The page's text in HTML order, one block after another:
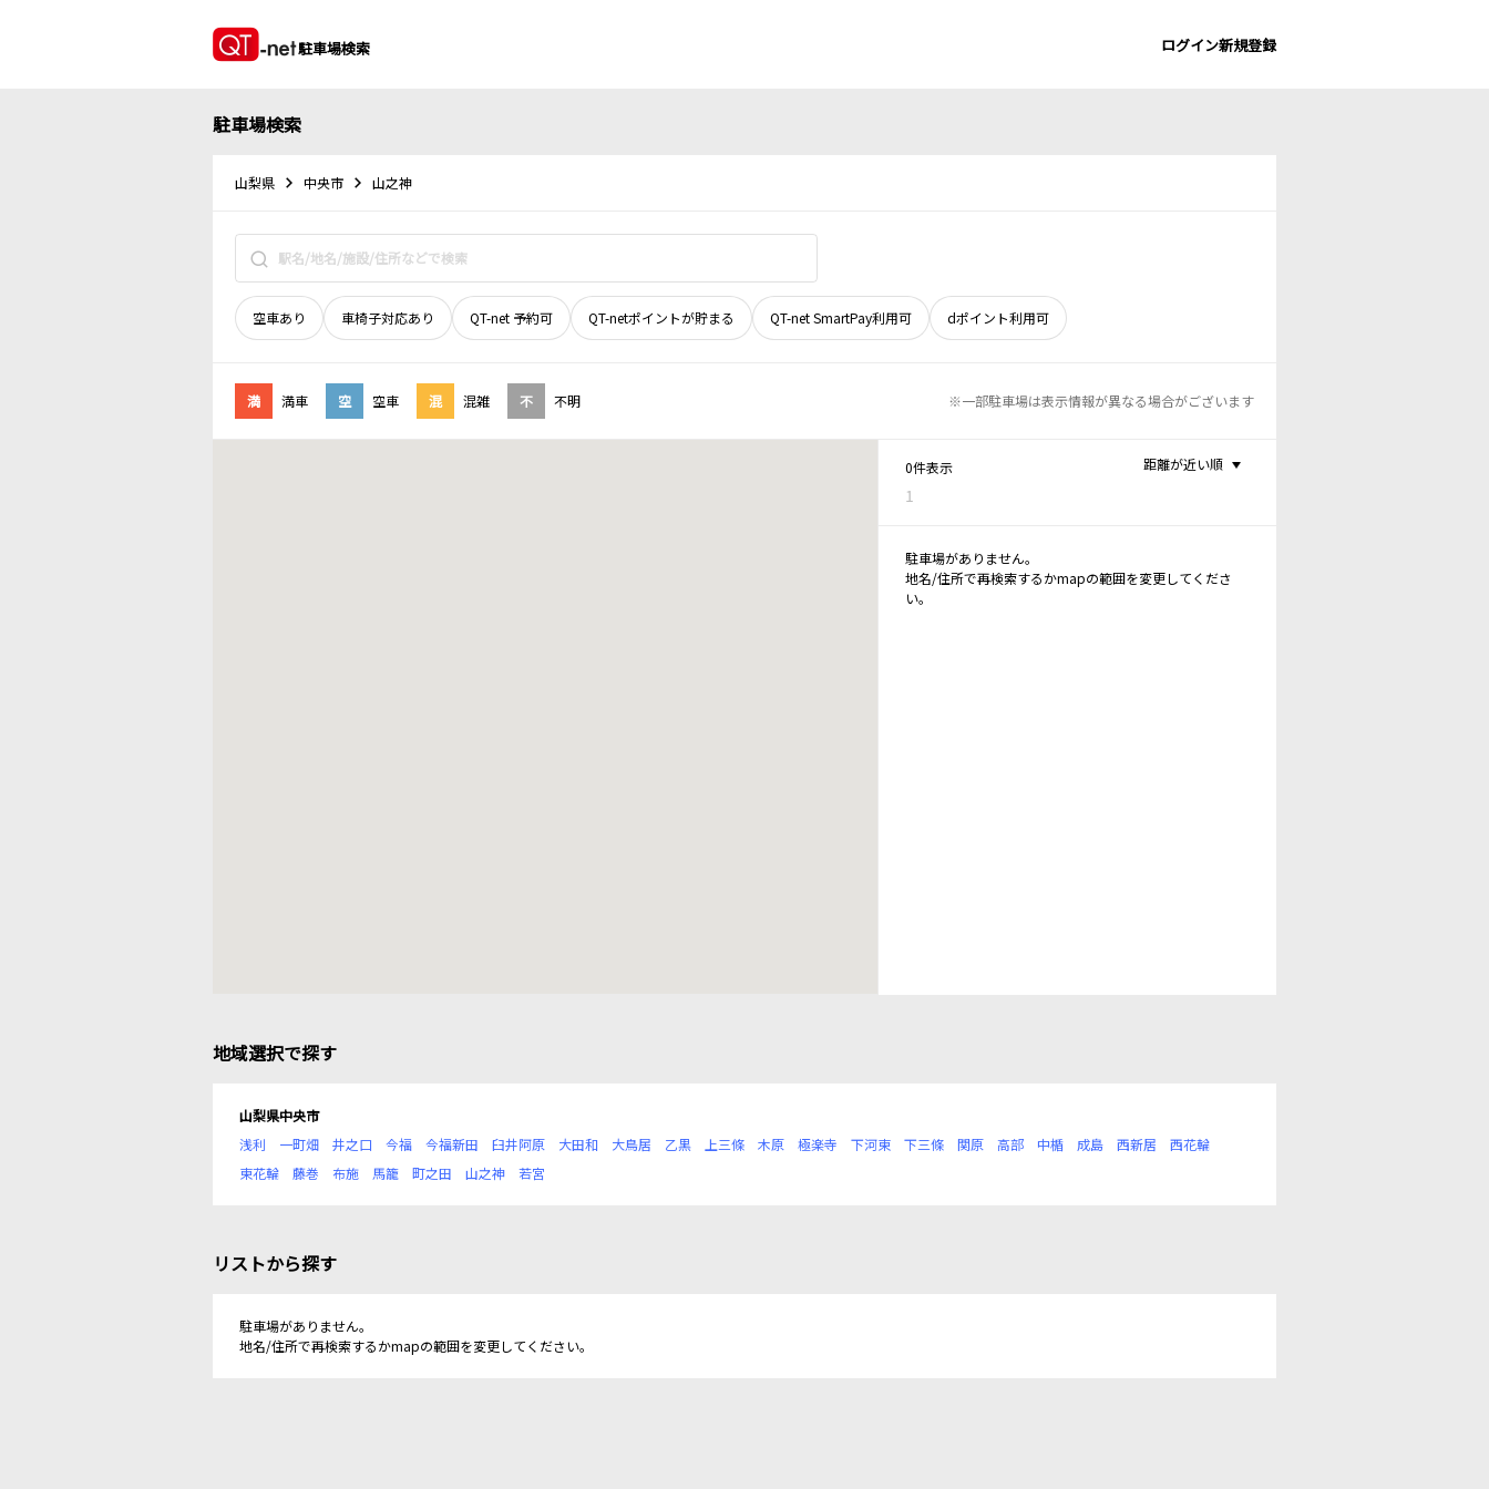
駐車場検索 ログイン新規登録
駐車場検索
山梨県 中央市 山之神
空車あり 車椅子対応あり QT-net 予約可 QT-netポイントが貯まる QT-net SmartPay利用可 dポイント利用可
満 満車 空 空車 混 混雑 不 不明 ※一部駐車場は表示情報が異なる場合がございます
0件表示
1
距離が近い順
駐車場がありません。
地名/住所で再検索するかmapの範囲を変更してくださ
い。
地域選択で探す
山梨県中央市
浅利
一町畑 井之口 今福 今福新田 臼井阿原 大田和 大鳥居 乙黒 上三條 木原 極楽寺 下河東 下三條 関原 高部 中楯 成島 西新居
西花輪
東花輪
藤巻 布施 馬籠 町之田 山之神 若宮
リストから探す
駐車場がありません。
地名/住所で再検索するかmapの範囲を変更してください。